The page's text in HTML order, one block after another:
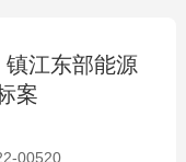
江东部能源
案
00520